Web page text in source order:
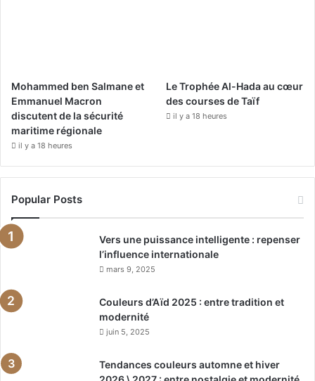
Mohammed ben Salmane et
Emmanuel Macron
discutent de la sécurité
maritime régionale
il y a 18 heures
Le Trophée Al-Hada au cœur
des courses de Taïf
il y a 18 heures
Popular Posts
Vers une puissance intelligente : repenser
l’influence internationale
mars 9, 2025
Couleurs d’Aïd 2025 : entre tradition et
modernité
juin 5, 2025
Tendances couleurs automne et hiver